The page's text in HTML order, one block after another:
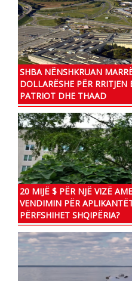
SHBA NËNSHKRUAN
DOLLARËSHE PËR
PATRIOT DHE THAAD
20 MIJË $ PËR NJË VIZË
VENDIMIN PËR
PËRFSHIHET SHQIPËRIA?